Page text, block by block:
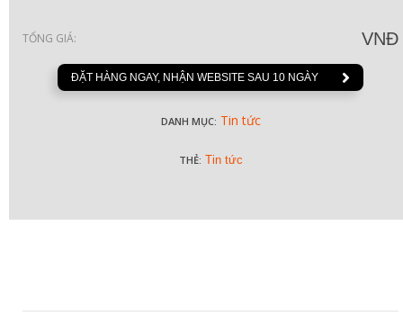
TỔNG GIÁ: VNĐ
ĐẶT HÀNG NGAY, NHẬN WEBSITE SAU 10 NGÀY
DANH MỤC: Tin tức
THẺ: Tin tức